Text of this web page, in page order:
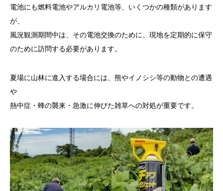
電池にも燃料電池やアルカリ電池等、いくつかの種類があります
が、
風況観測期間中は、その電池交換のために、現地を定期的に保守
のために訪問する必要があります。
夏場に山林に進入する場合には、熊やイノシシ等の動物との遭遇
や
熱中症・蜂の襲来・急激に伸びた雑草への対処が重要です。